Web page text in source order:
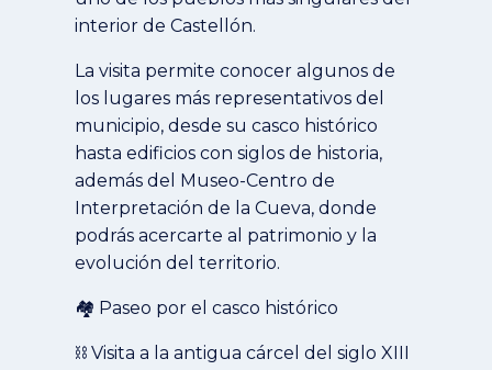
interior de Castellón.
La visita permite conocer algunos de
los lugares más representativos del
municipio, desde su casco histórico
hasta edificios con siglos de historia,
además del Museo-Centro de
Interpretación de la Cueva, donde
podrás acercarte al patrimonio y la
evolución del territorio.
🏘️ Paseo por el casco histórico
⛓️ Visita a la antigua cárcel del siglo XIII